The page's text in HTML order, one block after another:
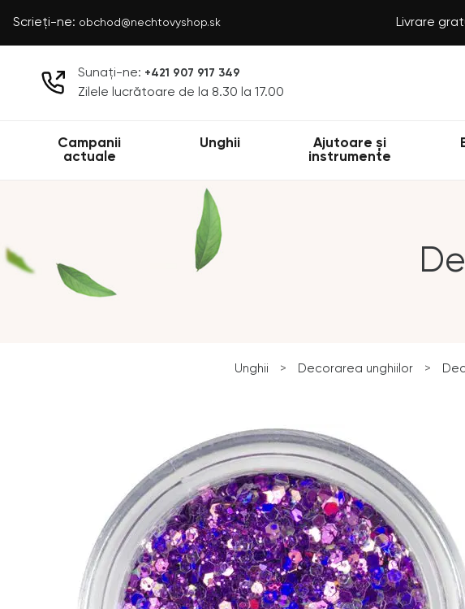
Scrieți-ne: obchod@nechtovyshop.sk Livrare
Sunați-ne: +421 907 917 349
Zilele lucrătoare de la 8.30 la 17.00
Campanii
actuale
Unghii
Ajutoare și
instrumente
Unghii > Decorarea unghiilor >